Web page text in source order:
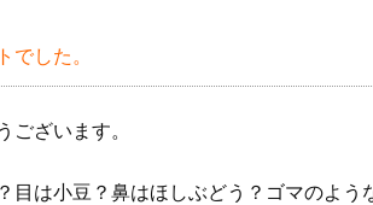
でした。
ございます。
目は小豆？鼻はほしぶどう？ゴマのよ